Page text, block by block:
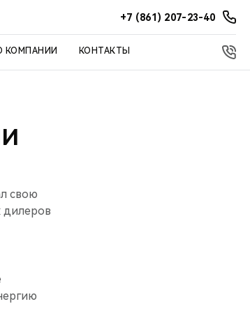
+7 (861) 207-23-40
КОМПАНИИ КОНТАКТЫ
свою
дилеров